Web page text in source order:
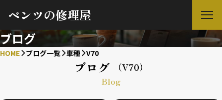
ベンツの修理屋
ブログ
HOME ブログ一覧 車種 V70
ブログ （V70）
Blog